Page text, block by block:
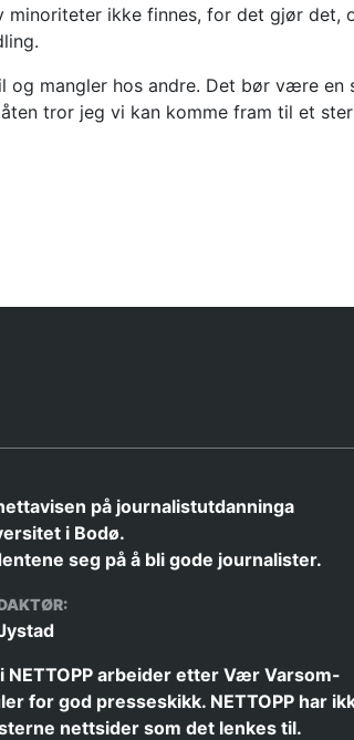
ikke finnes, for det gjør det,
mangler hos andre. Det bør være en
tror jeg vi kan komme fram til et
på journalistutdanninga
i Bodø.
seg på å bli gode journalister.
NETTOPP arbeider etter Vær Varsom-
for god presseskikk. NETTOPP har
nettsider som det lenkes til.